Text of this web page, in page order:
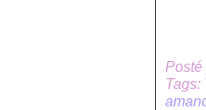
Posté
Tags: